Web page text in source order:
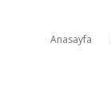
Anasayfa